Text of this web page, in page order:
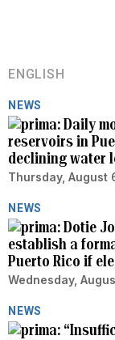
ENGLISH
NEWS
Daily
reservoirs in
declining water
Thursday, August
NEWS
Dotie
establish a
Puerto Rico if
Wednesday,
NEWS